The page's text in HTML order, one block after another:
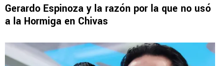
Gerardo Espinoza y la razón por la que no usó
a la Hormiga en Chivas